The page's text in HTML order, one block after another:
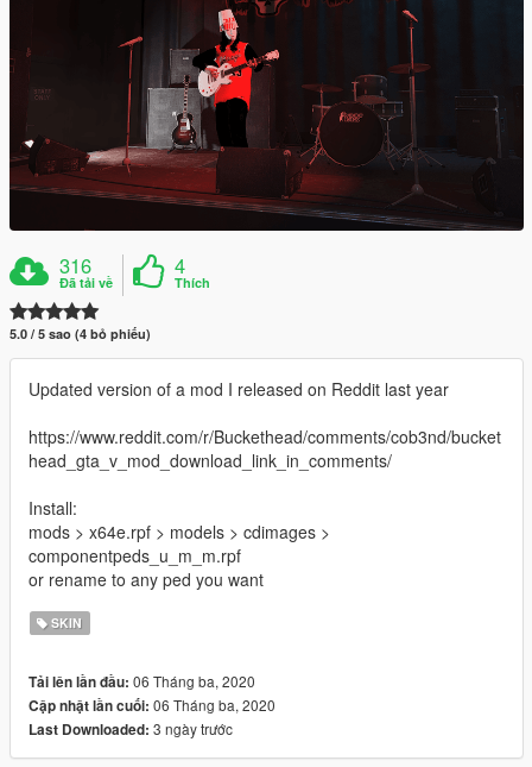
316
Đã tải về
4
Thích
5.0 / 5 sao (4 bỏ phiếu)
Updated version of a mod I released on Reddit last year
https://www.reddit.com/r/Buckethead/comments/cob3nd/bucket
head_gta_v_mod_download_link_in_comments/
Install:
mods > x64e.rpf > models > cdimages >
componentpeds_u_m_m.rpf
or rename to any ped you want
SKIN
Tải lên lần đầu: 06 Tháng ba, 2020
Cập nhật lần cuối: 06 Tháng ba, 2020
Last Downloaded: 3 ngày trước